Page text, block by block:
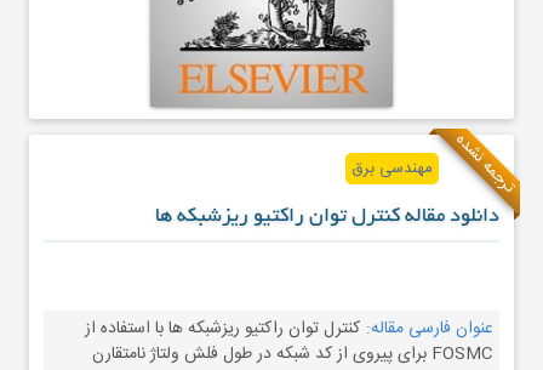
ترجمه نشده مهندسی برق
دانلود مقاله کنترل توان راکتیو ریزشبکه ها
عنوان فارسی مقاله: کنترل توان راکتیو ریزشبکه ها با استفاده از
FOSMC برای پیروی از کد شبکه در طول فلش ولتاژ نامتقارن